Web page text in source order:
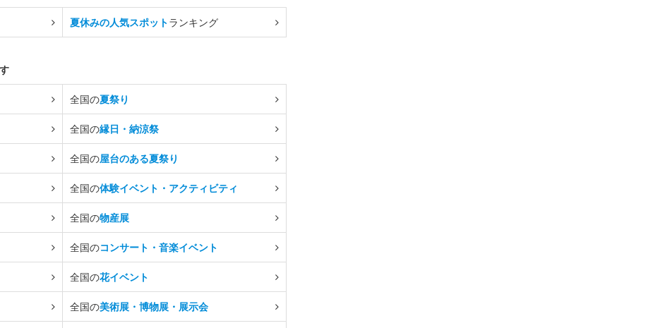
夏休みの人気スポットランキング
全国の夏祭り
全国の縁日・納涼祭
全国の屋台のある夏祭り
全国の体験イベント・アクティビティ
全国の物産展
全国のコンサート・音楽イベント
全国の花イベント
全国の美術展・博物展・展示会